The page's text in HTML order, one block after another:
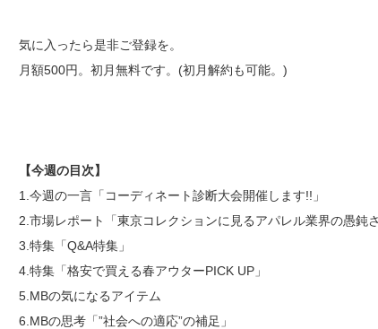
気に入ったら是非ご登録を。
月額500円。初月無料です。(初月解約も可能。)
【今週の目次】
1.今週の一言「コーディネート診断大会開催します!!」
2.市場レポート「東京コレクションに見るアパレル業界の愚鈍
3.特集「Q&A特集」
4.特集「格安で買える春アウターPICK UP」
5.MBの気になるアイテム
6.MBの思考「”社会への適応”の補足」